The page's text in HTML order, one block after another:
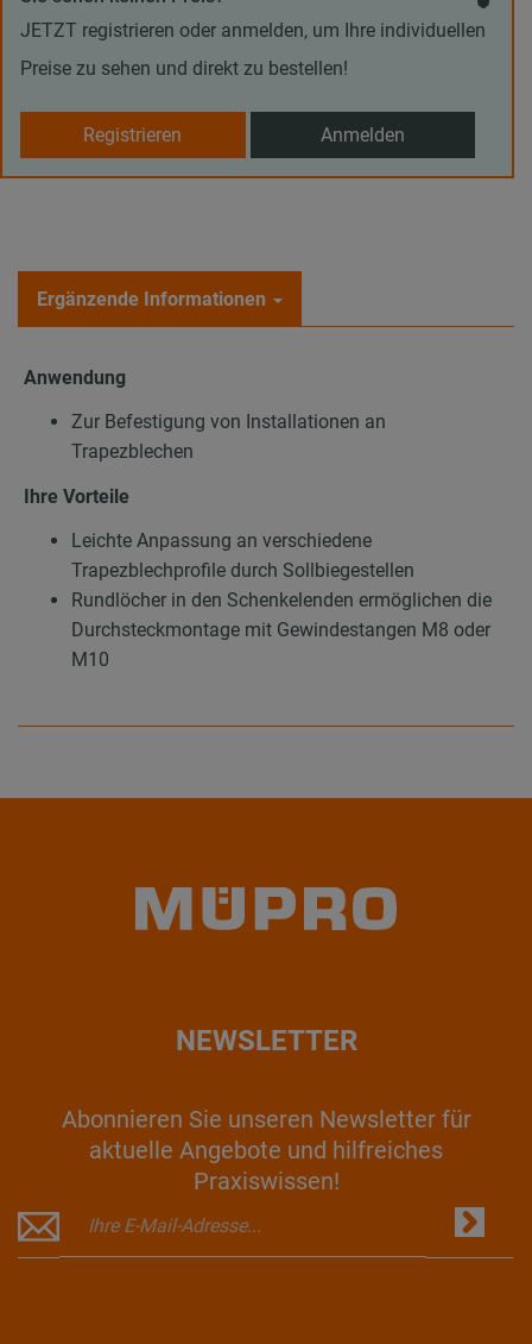
JETZT registrieren oder anmelden, um Ihre individuellen
Preise zu sehen und direkt zu bestellen!
Registrieren Anmelden
Ergänzende Informationen
Anwendung
Zur Befestigung von Installationen an
Trapezblechen
Ihre Vorteile
Leichte Anpassung an verschiedene
Trapezblechprofile durch Sollbiegestellen
Rundlöcher in den Schenkelenden ermöglichen die
Durchsteckmontage mit Gewindestangen M8 oder
M10
NEWSLETTER
Abonnieren Sie unseren Newsletter für
aktuelle Angebote und hilfreiches
Praxiswissen!